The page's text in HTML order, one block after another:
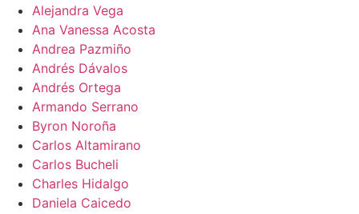
Alejandra Vega
Ana Vanessa Acosta
Andrea Pazmiño
Andrés Dávalos
Andrés Ortega
Armando Serrano
Byron Noroña
Carlos Altamirano
Carlos Bucheli
Charles Hidalgo
Daniela Caicedo